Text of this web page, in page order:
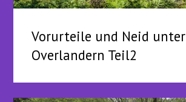
Vorurteile und Neid unter
Overlandern Teil2